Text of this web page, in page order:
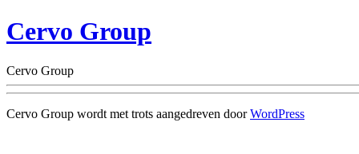
Cervo Group
Cervo Group
Cervo Group wordt met trots aangedreven doorWordPress